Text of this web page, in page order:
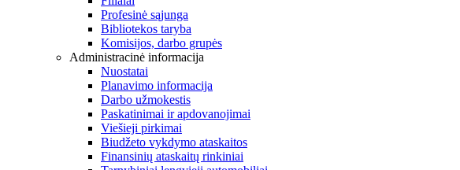
Profesinė sąjunga
Bibliotekos taryba
Komisijos, darbo grupės
Administracinė informacija
Nuostatai
Planavimo informacija
Darbo užmokestis
Paskatinimai ir apdovanojimai
Viešieji pirkimai
Biudžeto vykdymo ataskaitos
Finansinių ataskaitų rinkiniai